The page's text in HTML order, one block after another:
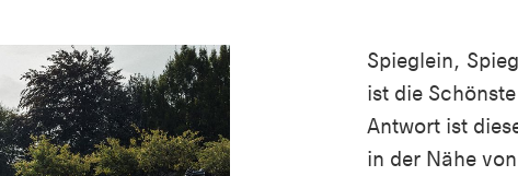
Spieglein,
ist die
Antwort ist
in der Nähe